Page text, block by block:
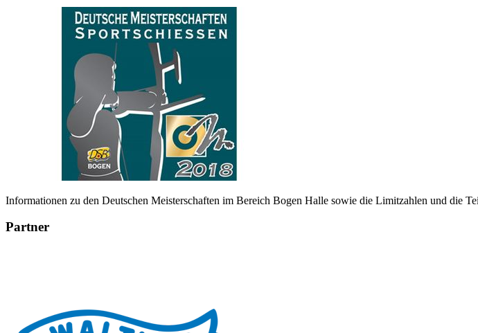
Informationen zu den Deutschen Meisterschaften im Bereich Bogen Halle sowie die Limitzahlen und die
Partner